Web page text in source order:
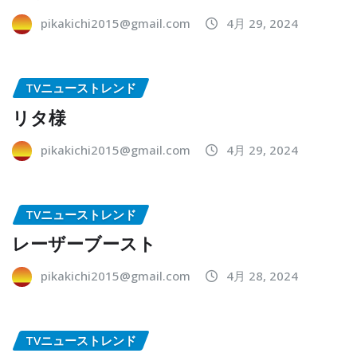
pikakichi2015@gmail.com 4月 29, 2024
TVニューストレンド
リタ様
pikakichi2015@gmail.com 4月 29, 2024
TVニューストレンド
レーザーブースト
pikakichi2015@gmail.com 4月 28, 2024
TVニューストレンド